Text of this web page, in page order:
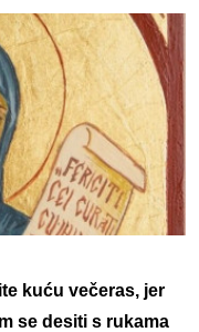
kuću večeras, jer
se desiti s rukama